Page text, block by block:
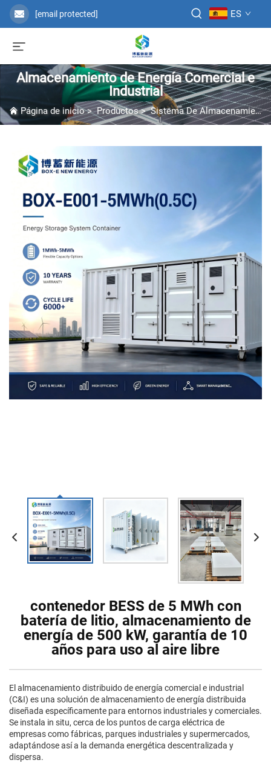
[email protected] ES
Almacenamiento de Energía Comercial e
Industrial
Página de inicio>Productos>Sistema De Almacenamiento De Energía
contenedor BESS de 5 MWh con
batería de litio, almacenamiento de
energía de 500 kW, garantía de 10
años para uso al aire libre
El almacenamiento distribuido de energía comercial e industrial
(C&I) es una solución de almacenamiento de energía distribuida
diseñada específicamente para entornos industriales y comerciales.
Se instala in situ, cerca de los puntos de carga eléctrica de
empresas como fábricas, parques industriales y supermercados,
adaptándose así a la demanda energética descentralizada y
dispersa.